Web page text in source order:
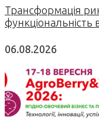
Трансформація
функціональність
06.08.2026